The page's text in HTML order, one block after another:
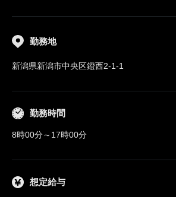
勤務地
新潟県新潟市中央区鐙西2-1-1
勤務時間
8時00分～17時00分
想定給与